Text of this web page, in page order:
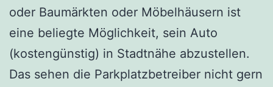
oder Baumärkten oder Möbelhäusern ist
eine beliegte Möglichkeit, sein Auto
(kostengünstig) in Stadtnähe abzustellen.
Das sehen die Parkplatzbetreiber nicht gern